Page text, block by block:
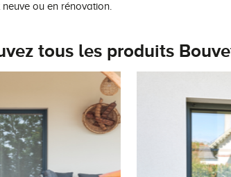
ou en rénovation.
tous les produits